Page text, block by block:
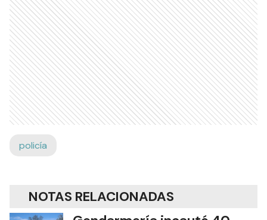
policía
NOTAS RELACIONADAS